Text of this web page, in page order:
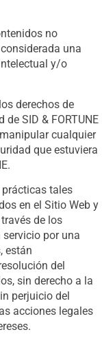
no
una
y/o
derechos de
SID & FORTUNE
cualquier
que estuviera
tales
en el Sitio Web y
de los
por una
están
del
sin derecho a la
perjuicio del
acciones legales